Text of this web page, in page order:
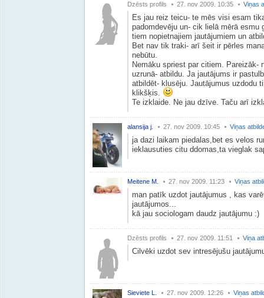
Dzēsts profils 27. nov 2009. 10:35 Viņas
Es jau reiz teicu- te mēs visi esam
padomdevēju un- cik lielā mērā
tiem nopietnajiem jautājumiem un
Bet nav tik traki- arī šeit ir pērles
nebūtu.
Nemāku spriest par citiem. Pareizāk-
uzrunā- atbildu. Ja jautājums ir
atbildēt- klusēju. Jautājumus uzdodu
klikšķis.
Te izklaide. Ne jau dzīve. Taču arī
alansija j. 27. nov 2009. 10:45 Viņas
ja dazi laikam piedalas,bet es velos
ieklausuties citu ddomas,ta vieglak
Meitene M. 27. nov 2009. 11:23 Viņas
man patīk uzdot jautājumus , kas
jautājumos...
kā jau sociologam daudz jautājumu :)
Dzēsts profils 27. nov 2009. 11:51 Viņa
Cilvēki uzdot sev intresējušu
Sieviete L. 27. nov 2009. 12:26 Viņas